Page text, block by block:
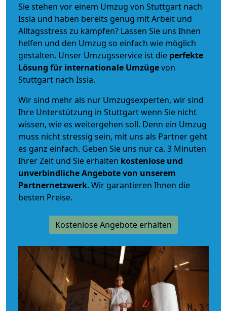
Sie stehen vor einem Umzug von Stuttgart nach
Issia und haben bereits genug mit Arbeit und
Alltagsstress zu kämpfen? Lassen Sie uns Ihnen
helfen und den Umzug so einfach wie möglich
gestalten. Unser Umzugsservice ist die perfekte
Lösung für internationale Umzügevon
Stuttgart nach Issia.
Wir sind mehr als nur Umzugsexperten, wir sind
Ihre Unterstützung in Stuttgart wenn Sie nicht
wissen, wie es weitergehen soll. Denn ein Umzug
muss nicht stressig sein, mit uns als Partner geht
es ganz einfach. Geben Sie uns nur ca. 3 Minuten
Ihrer Zeit und Sie erhalten kostenlose und
unverbindlicheAngebote von unserem
Partnernetzwerk. Wir garantieren Ihnen die
besten Preise.
Kostenlose Angebote erhalten